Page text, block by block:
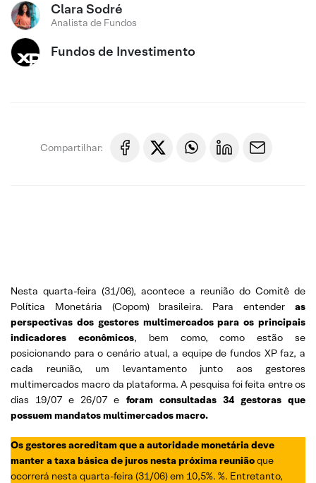
Clara Sodré
Analista de Fundos
Fundos de Investimento
Compartilhar:
Nesta quarta-feira (31/06), acontece a reunião do Comitê de
Política Monetária (Copom) brasileira. Para entender as
perspectivas dos gestores multimercados para os principais
indicadores econômicos, bem como, como estão se
posicionando para o cenário atual, a equipe de fundos XP faz, a
cada reunião, um levantamento junto aos gestores
multimercados macro da plataforma. A pesquisa foi feita entre os
dias 19/07 e 26/07 e foram consultadas 34 gestoras que
possuem mandatos multimercados macro.
Os gestores acreditam que a autoridade monetária deve
manter a taxa básica de juros nesta próxima reuniãoque
ocorrerá nesta quarta-feira (31/06) em 10,5%. %. Entretanto,